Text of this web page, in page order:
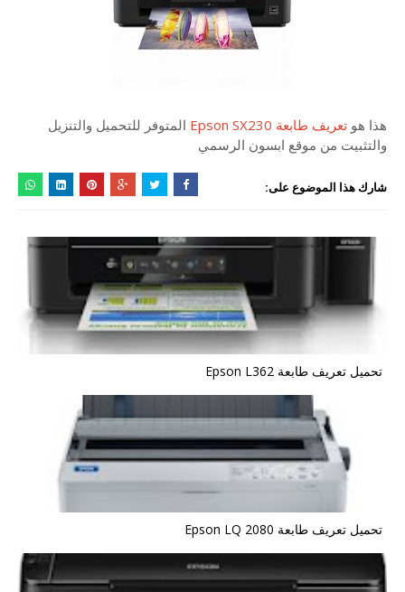
هذا هو تعريف طابعة Epson SX230
المتوفر للتحميل والتنزيل
والتثبيت من موقع ابسون الرسمي
شارك هذا الموضوع على:
تحميل تعريف طابعة Epson L362
تحميل تعريف طابعة Epson LQ 2080